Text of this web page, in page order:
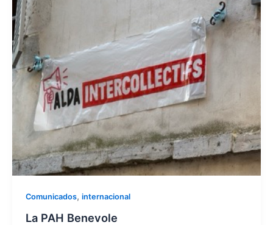
Comunicados, internacional
La PAH Benevole